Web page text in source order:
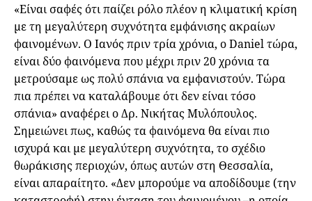
«Είναι σαφές ότι παίζει ρόλο πλέον η κλιματική κρίση
με τη μεγαλύτερη συχνότητα εμφάνισης ακραίων
φαινομένων. Ο Ιανός πριν τρία χρόνια, ο Daniel τώρα,
είναι δύο φαινόμενα που μέχρι πριν 20 χρόνια τα
μετρούσαμε ως πολύ σπάνια να εμφανιστούν. Τώρα
πια πρέπει να καταλάβουμε ότι δεν είναι τόσο
σπάνια» αναφέρει ο Δρ. Νικήτας Μυλόπουλος.
Σημειώνει πως, καθώς τα φαινόμενα θα είναι πιο
ισχυρά και με μεγαλύτερη συχνότητα, το σχέδιο
θωράκισης περιοχών, όπως αυτών στη Θεσσαλία,
είναι απαραίτητο. «Δεν μπορούμε να αποδίδουμε (την